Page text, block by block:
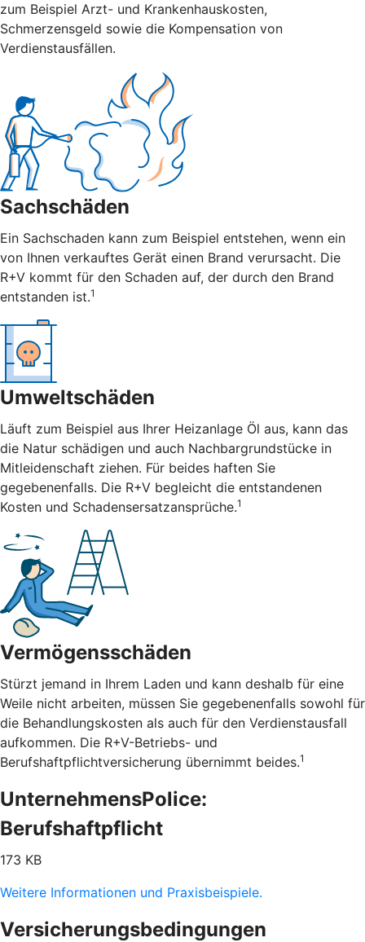
zum Beispiel Arzt- und Krankenhauskosten,
Schmerzensgeld sowie die Kompensation von
Verdienstausfällen.
Sachschäden
Ein Sachschaden kann zum Beispiel entstehen, wenn ein
von Ihnen verkauftes Gerät einen Brand verursacht. Die
R+V kommt für den Schaden auf, der durch den Brand
entstanden ist.1
Umweltschäden
Läuft zum Beispiel aus Ihrer Heizanlage Öl aus, kann das
die Natur schädigen und auch Nachbargrundstücke in
Mitleidenschaft ziehen. Für beides haften Sie
gegebenenfalls. Die R+V begleicht die entstandenen
Kosten und Schadensersatzansprüche.1
Vermögensschäden
Stürzt jemand in Ihrem Laden und kann deshalb für eine
Weile nicht arbeiten, müssen Sie gegebenenfalls sowohl für
die Behandlungskosten als auch für den Verdienstausfall
aufkommen. Die R+V-Betriebs- und
Berufshaftpflichtversicherung übernimmt beides.1
UnternehmensPolice:
Berufshaftpflicht
173 KB
Weitere Informationen und Praxisbeispiele.
Versicherungsbedingungen